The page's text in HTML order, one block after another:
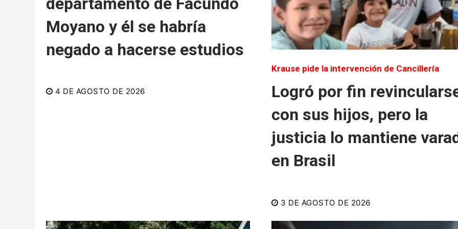
Moyano y él se habría
negado a hacerse estudios
4 DE AGOSTO DE 2026
Krause pide la intervención de Cancillería
Logró por fin
con sus hijos, pero la
justicia lo mantiene
en Brasil
3 DE AGOSTO DE 2026